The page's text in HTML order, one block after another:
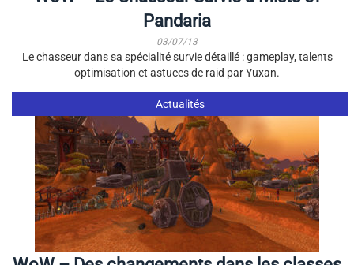
Pandaria
03/07/13
Le chasseur dans sa spécialité survie détaillé : gameplay, talents
optimisation et astuces de raid par Yuxan.
Actualités